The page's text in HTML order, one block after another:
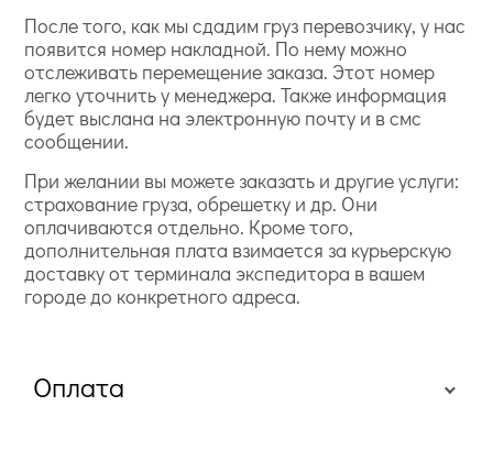
После того, как мы сдадим груз перевозчику, у нас
появится номер накладной. По нему можно
отслеживать перемещение заказа. Этот номер
легко уточнить у менеджера. Также информация
будет выслана на электронную почту и в смс
сообщении.
При желании вы можете заказать и другие услуги:
страхование груза, обрешетку и др. Они
оплачиваются отдельно. Кроме того,
дополнительная плата взимается за курьерскую
доставку от терминала экспедитора в вашем
городе до конкретного адреса.
Оплата